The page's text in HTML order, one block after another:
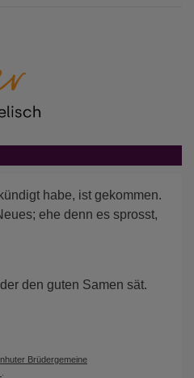
habe, ist gekommen.
ehe denn es sprosst,
den guten Samen sät.
Brüdergemeine